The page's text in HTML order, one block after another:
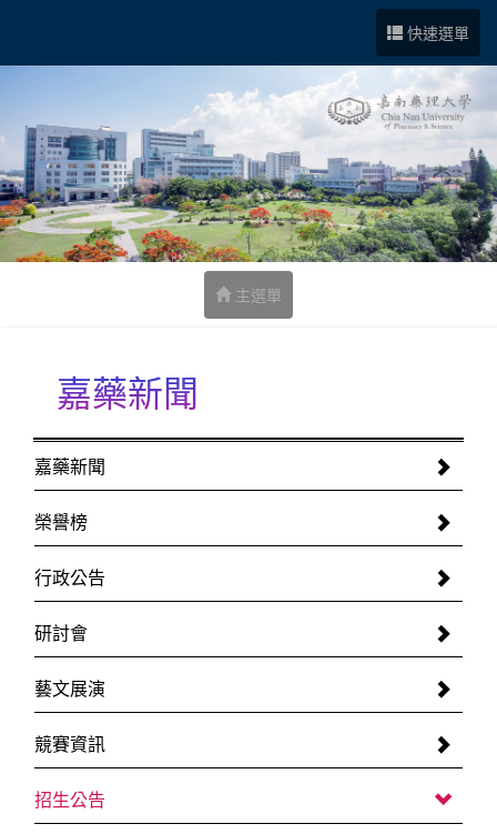
快速選單
主選單
嘉藥新聞
嘉藥新聞
榮譽榜
行政公告
研討會
藝文展演
競賽資訊
招生公告